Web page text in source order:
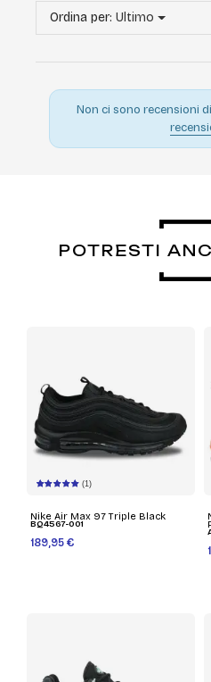
Ordina per: Ultimo
Non ci sono recensioni
POTRESTI
(1)
Nike Air Max 97 Triple Black
BQ4567-001
189,95 €